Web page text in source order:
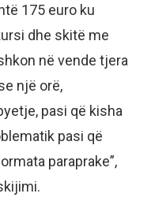
175 euro ku
dhe skitë me
në vende tjera
një orë,
pasi që kisha
pasi që
paraprake”,